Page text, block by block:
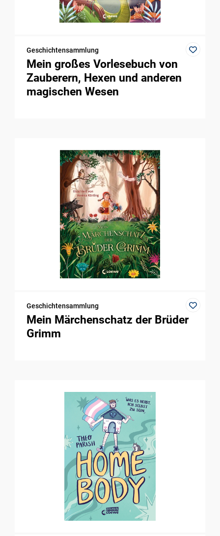
Geschichtensammlung
Mein großes Vorlesebuch von
Zauberern, Hexen und anderen
magischen Wesen
Geschichtensammlung
Mein Märchenschatz der Brüder
Grimm